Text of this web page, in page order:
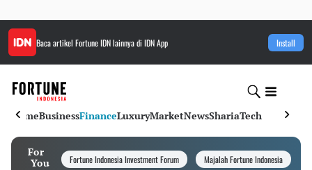
Baca artikel Fortune IDNlainnya di IDN App Install
HomeBusinessFinanceLuxuryMarketNewsShariaTech
For
You
Fortune Indonesia Investment Forum Majalah Fortune Indonesia